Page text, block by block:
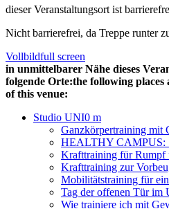
dieser Veranstaltungsort ist
Nicht barrierefrei, da Treppe runter
Vollbildfull screen
in unmittelbarer Nähe dieses
folgende Orte:the following
of this venue:
Studio UNI0 m
Ganzkörpertraining mit
HEALTHY CAMPUS:
Krafttraining für Rumpf
Krafttraining zur
Mobilitätstraining für
Tag der offenen Tür im
Wie trainiere ich mit